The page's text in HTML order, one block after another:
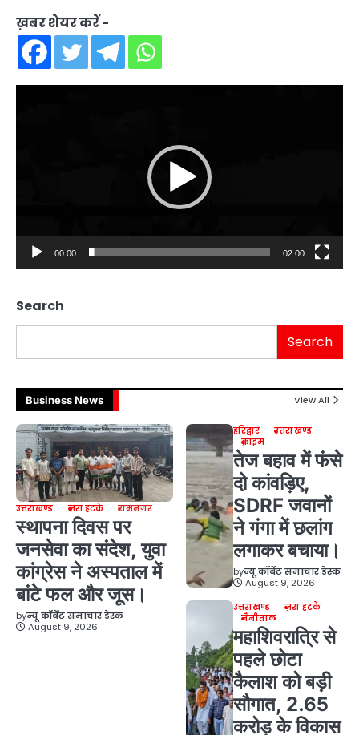
ख़बर शेयर करें -
00:00 02:00
Search
Search
Business News View All
उत्तराखण्ड ज़रा हटके रामनगर
स्थापना दिवस पर
जनसेवा का संदेश, युवा
कांग्रेस ने अस्पताल में
बांटे फल और जूस।
byन्यू कॉर्बेट समाचार डेस्क
August 9, 2026
हरिद्वार
उत्तराखण्ड
क्राइम
तेज बहाव में फंसे
दो कांवड़िए,
SDRF जवानों
ने गंगा में छलांग
लगाकर बचाया।
byन्यू कॉर्बेट समाचार डेस्क
August 9, 2026
उत्तराखण्ड
ज़रा हटके
नैनीताल
महाशिवरात्रि से
पहले छोटा
कैलाश को बड़ी
सौगात, 2.65
करोड़ के विकास